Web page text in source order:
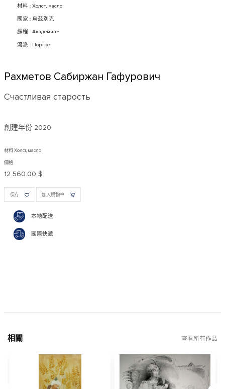
材料 : Холст, масло
國家 : 烏茲別克
課程 : Академизм
流派 : Портрет
Рахметов Сабиржан Гафурович
Счастливая старость
創建年份 2020
材料 Холст, масло
價格
12 560.00 $
保存 加入購物車
本地配送
國際快遞
相關 查看所有作品